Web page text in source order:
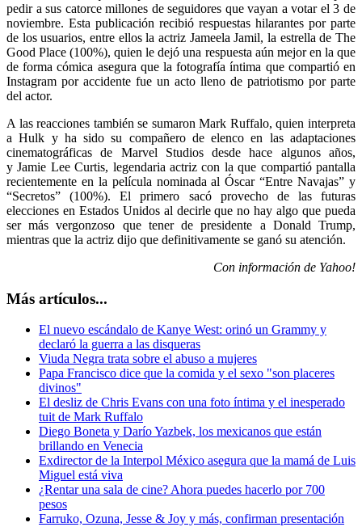
pedir a sus catorce millones de seguidores que vayan a votar el 3 de
noviembre. Esta publicación recibió respuestas hilarantes por parte
de los usuarios, entre ellos la actriz Jameela Jamil, la estrella de The
Good Place (100%), quien le dejó una respuesta aún mejor en la que
de forma cómica asegura que la fotografía íntima que compartió en
Instagram por accidente fue un acto lleno de patriotismo por parte
del actor.
A las reacciones también se sumaron Mark Ruffalo, quien interpreta
a Hulk y ha sido su compañero de elenco en las adaptaciones
cinematográficas de Marvel Studios desde hace algunos años,
y Jamie Lee Curtis, legendaria actriz con la que compartió pantalla
recientemente en la película nominada al Óscar “Entre Navajas” y
“Secretos” (100%). El primero sacó provecho de las futuras
elecciones en Estados Unidos al decirle que no hay algo que pueda
ser más vergonzoso que tener de presidente a Donald Trump,
mientras que la actriz dijo que definitivamente se ganó su atención.
Con información de Yahoo!
Más artículos...
El nuevo escándalo de Kanye West: orinó un Grammy y
declaró la guerra a las disqueras
Viuda Negra trata sobre el abuso a mujeres
Papa Francisco dice que la comida y el sexo "son placeres
divinos"
El desliz de Chris Evans con una foto íntima y el inesperado
tuit de Mark Ruffalo
Diego Boneta y Darío Yazbek, los mexicanos que están
brillando en Venecia
Exdirector de la Interpol México asegura que la mamá de Luis
Miguel está viva
¿Rentar una sala de cine? Ahora puedes hacerlo por 700
pesos
Farruko, Ozuna, Jesse & Joy y más, confirman presentación